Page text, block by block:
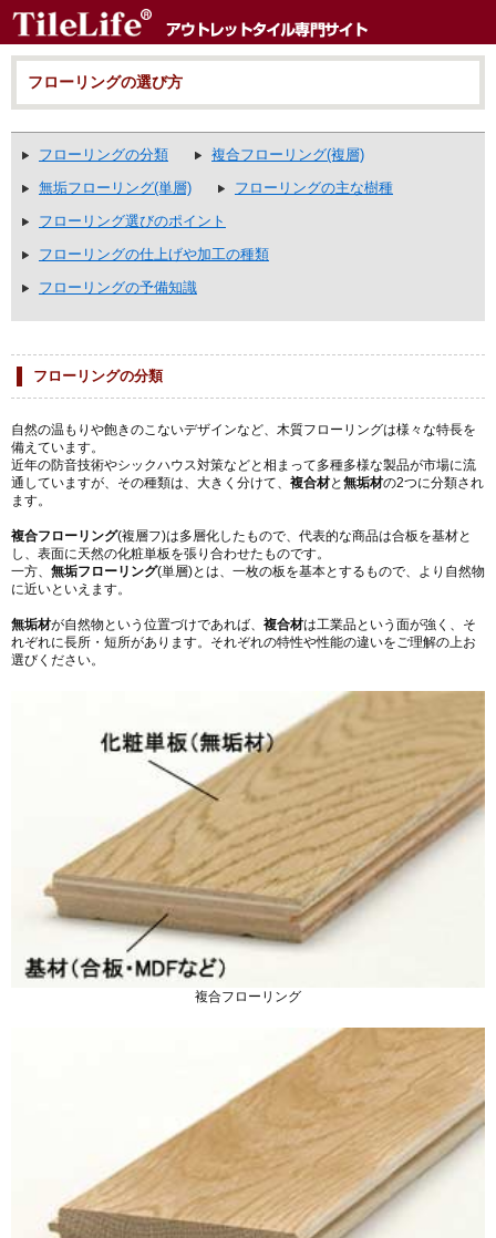
フローリングの選び方
フローリングの分類
複合フローリング(複層)
無垢フローリング(単層)
フローリングの主な樹種
フローリング選びのポイント
フローリングの仕上げや加工の種類
フローリングの予備知識
フローリングの分類
自然の温もりや飽きのこないデザインなど、木質フローリングは様々な特長を
備えています。
近年の防音技術やシックハウス対策などと相まって多種多様な製品が市場に流
通していますが、その種類は、大きく分けて、 複合材と無垢材の2つに分類され
ます。
複合フローリング(複層フ)は多層化したもので、代表的な商品は合板を基材と
し、表面に天然の化粧単板を張り合わせたものです。
一方、 無垢フローリング(単層)とは、一枚の板を基本とするもので、より自然物
に近いといえます。
無垢材が自然物という位置づけであれば、 複合材は工業品という面が強く、そ
れぞれに長所・短所があります。それぞれの特性や性能の違いをご理解の上お
選びください。
複合フローリング